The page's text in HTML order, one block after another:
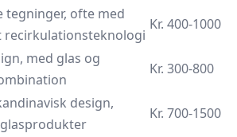
tegninger, ofte med
recirkulationsteknologi
Kr. 400-1000
med glas og
Kr. 300-800
design,
Kr. 700-1500